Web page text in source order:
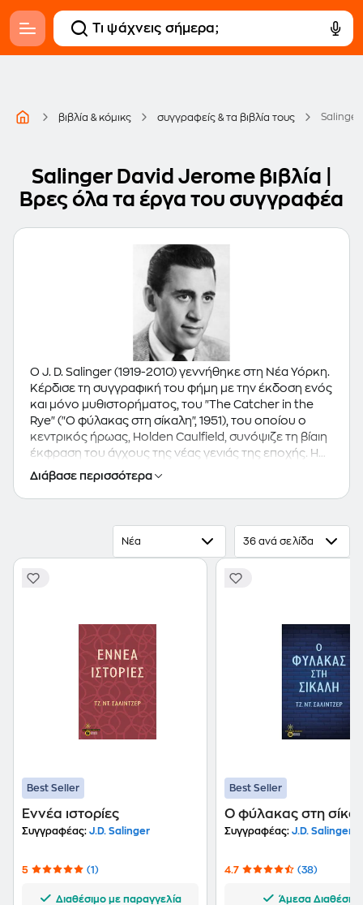
βιβλία & κόμικς συγγραφείς & τα βιβλία τους
Salinger David Jerome βιβλία |
Βρες όλα τα έργα του συγγραφέα
Ο J. D. Salinger (1919-2010) γεννήθηκε στη Νέα Υόρκη.
Κέρδισε τη συγγραφική του φήμη με την έκδοση ενός
και μόνο μυθιστορήματος, του "The Catcher in the
Rye" ("Ο φύλακας στη σίκαλη", 1951), του οποίου ο
κεντρικός ήρωας, Holden Caulfield, συνόψιζε τη βίαιη
έκφραση του άγχους της νέας γενιάς της εποχής. Η
αίσθηση που προκάλεσε το βιβλίο και η ταύτισή του
με τη γενιά των μπήτνικ, ανάγκασε τον Σάλιντζερ να
εγκαταλείψει τη Ν. Υόρκη για ένα σπίτι στους
Προηγουμένως, είχε προλάβει να δημοσιεύσει και
Perfect Day for Bananafish" ("Τέλεια μέρα για
μπανανόψαρα", περιοδικό "New Yorker", 1949)-,
"Franny and Zooey" ("Φράνυ και Ζούι", 1961) και "Raise
High the Roof Beam, Carpenters/Seymour: An
Introduction" ("Ψηλά σηκώστε τη στέγη, ξυλουργοί/
Σίμορ: συστατικά στοιχεία", 1963), τα μόνα άλλα βιβλία
που εξέδωσε ο Σάλιντζερ. Από 35, περίπου, διηγήματά
του που δημοσιεύτηκαν σε διάφορα περιοδικά,
επέτρεψε να εκδοθούν όσα, κατά τη γνώμη του,
Ιανουάριο του 2010 στο σπίτι του, στο Νιού Χαμπσάιρ,
από φυσικά αίτια.
Διάβασε περισσότερα
Νέα 36 ανά σελίδα
Best Seller
Εννέα ιστορίες
Συγγραφέας: J.D. Salinger
5 (1)
Διαθέσιμο με παραγγελία
Best Seller
Ο φύλακας στη
Συγγραφέας: J.D. Salinger
4.7 (38)
Άμεσα Διαθέσιμο